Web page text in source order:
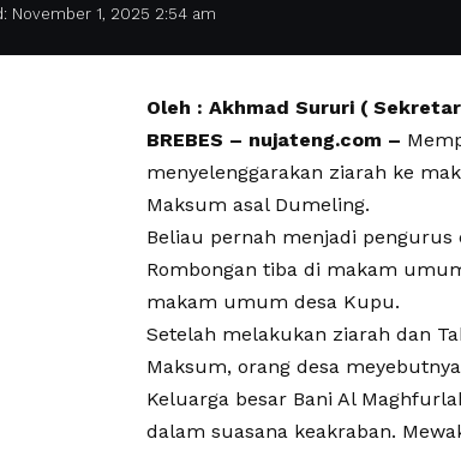
November 1, 2025 2:54 am
Oleh : Akhmad Sururi (
BREBES – nujateng.com –
menyelenggarakan ziarah ke
Maksum asal Dumeling.
Beliau pernah menjadi pengurus
Rombongan tiba di makam
makam umum desa Kupu.
Setelah melakukan ziarah dan
Maksum, orang desa
Keluarga besar Bani Al
dalam suasana keakraban.